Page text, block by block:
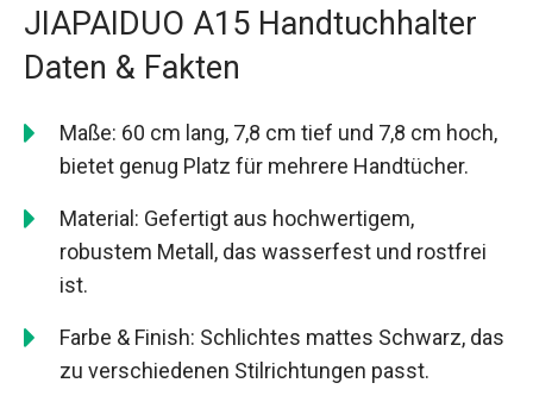
JIAPAIDUO A15 Handtuchhalter
Daten & Fakten
Maße: 60 cm lang, 7,8 cm tief und 7,8 cm hoch,
bietet genug Platz für mehrere Handtücher.
Material: Gefertigt aus hochwertigem,
robustem Metall, das wasserfest und rostfrei
ist.
Farbe & Finish: Schlichtes mattes Schwarz, das
zu verschiedenen Stilrichtungen passt.